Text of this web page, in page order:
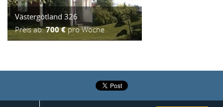
Västergötland 326
Preis ab:700 €pro Woche